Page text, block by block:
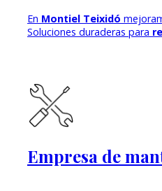
En Montiel Teixidó
Soluciones duraderas para
Empresa de